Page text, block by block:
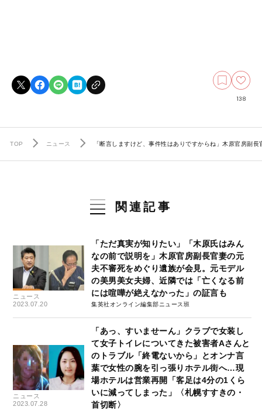
138
TOP ニュース 「断言しますけど、事件性はありですからね」木原官房副
関連記事
ニュース
2023.07.20
「ただ真実が知りたい」「木原氏はみん
なの前で説明を」木原官房副長官妻の元
夫不審死をめぐり遺族が会見。元モデル
の美男美女夫婦、近隣では「亡くなる前
には喧嘩が絶えなかった」の証言も
集英社オンライン編集部ニュース班
ニュース
2023.07.28
「あっ、すいませーん」クラブで女装し
て女子トイレについてきた被害者Aさんと
のトラブル「終電ないから」とオンナ言
葉で女性の腕を引っ張りホテル街へ…現
場ホテルは営業再開「客足は4分の1くら
いに減ってしまった」〈札幌すすきの・
首切断〉